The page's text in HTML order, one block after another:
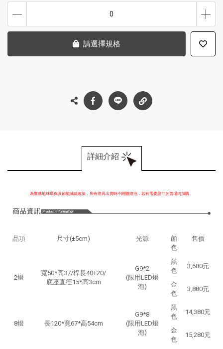
0
請選擇規格
詳細介紹
為響應地球環保及節能減碳政策，所有燈具出貨時不附贈燈泡，若有需要您可於賣場內加購。
品項 尺寸(±5cm) 光源
顏
色
售價
2燈
寬50*高37/桿長40+20/
底座直徑15*高3cm
G9*2
(限用LED燈
泡)
黑
色
3,680元
金
色
3,880元
8燈 長120*寬67*高54cm
G9*8
(限用LED燈
泡)
黑
色
14,380元
金
色
15,280元